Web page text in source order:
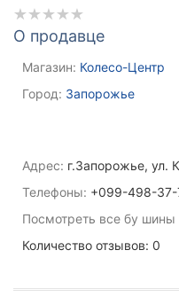
О продавце
Магазин: Колесо-Центр
Город: Запорожье
Адрес: г.Запорожье, ул.
Телефоны: +099-498-37-
Посмотреть все бу
Количество отзывов: 0